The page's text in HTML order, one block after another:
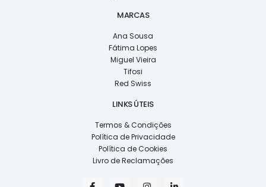
MARCAS
Ana Sousa
Fátima Lopes
Miguel Vieira
Tifosi
Red Swiss
LINKS ÚTEIS
Termos & Condições
Política de Privacidade
Política de Cookies
Livro de Reclamações
F Y I